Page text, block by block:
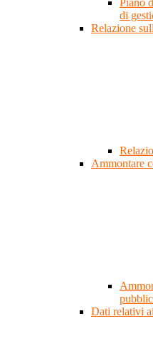
Piano
di
Relazione
Ammontare
Dati relativi